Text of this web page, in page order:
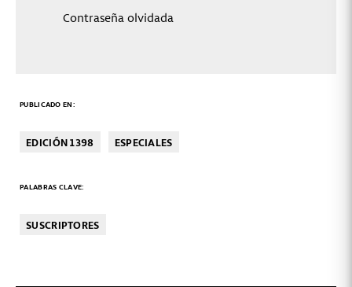
Contraseña olvidada
PUBLICADO EN:
EDICIÓN 1398 ESPECIALES
PALABRAS CLAVE:
SUSCRIPTORES